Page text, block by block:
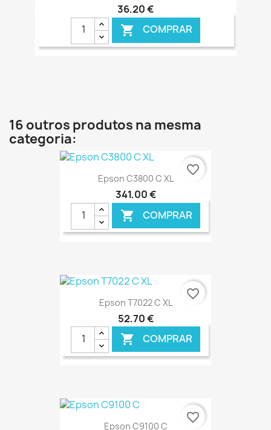
36,20 €
 COMPRAR
16 outros produtos na mesma
categoria:
Epson C3800 C XL
341,00 €
 COMPRAR
€ ONLINE
favorite_border
Epson T7022 C XL
52,70 €
 COMPRAR
€ ONLINE
favorite_border
Epson C9100 C
favorite_border